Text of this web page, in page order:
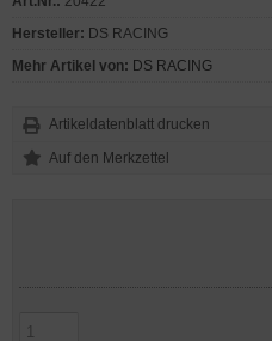
Hersteller: DS RACING
Mehr Artikel von: DS RACING
Artikeldatenblatt drucken